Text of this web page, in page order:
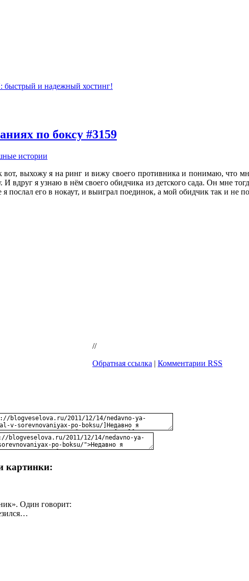
по боксу #3159
истории
вот, выхожу я на ринг и вижу своего противника и понимаю, что
вдруг я узнаю в нём своего обидчика из детского сада. Он мне
я послал его в нокаут, и выиграл поединок, а мой обидчик так и не
//
Обратная ссылка | Комментарии RSS
картинки:
Один говорит: